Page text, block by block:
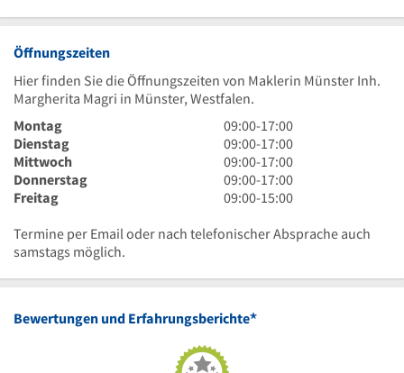
Öffnungszeiten
Hier finden Sie die Öffnungszeiten von Maklerin Münster Inh.
Margherita Magri in Münster, Westfalen.
Montag
9
Uhr
bis
17
Uhr
09:00-17:00
Dienstag
9
Uhr
bis
17
09:00-17:00
Mittwoch
9
Uhr
bis
Uhr
09:00-17:00
Donnerstag
9
Uhr
17
09:00-17:00
Freitag
9
bis
09:00-15:00
Termine per Email oder nach telefonischer Absprache auch
samstags möglich.
Bewertungen und Erfahrungsberichte*